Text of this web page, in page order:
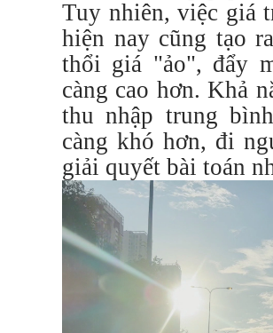
Tuy nhiên, việc giá
hiện nay cũng tạo
thổi giá "ảo", đẩy
càng cao hơn. Khả
thu nhập trung
càng khó hơn, đi
giải quyết bài toán